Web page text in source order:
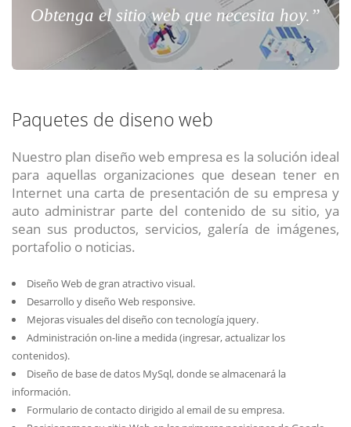
Obtenga el sitio web que necesita hoy.”
Paquetes de diseno web
Nuestro plan diseño web empresa es la solución ideal
para aquellas organizaciones que desean tener en
Internet una carta de presentación de su empresa y
auto administrar parte del contenido de su sitio, ya
sean sus productos, servicios, galería de imágenes,
portafolio o noticias.
Diseño Web de gran atractivo visual.
Desarrollo y diseño Web responsive.
Mejoras visuales del diseño con tecnología jquery.
Administración on-line a medida (ingresar, actualizar los
contenidos).
Diseño de base de datos MySql, donde se almacenará la
información.
Formulario de contacto dirigido al email de su empresa.